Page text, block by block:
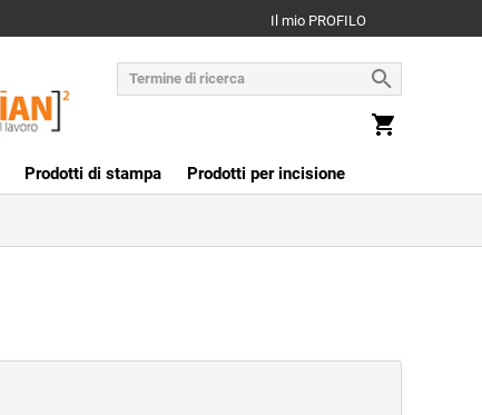
Il mio PROFILO
Prodotti di stampa Prodotti per incisione